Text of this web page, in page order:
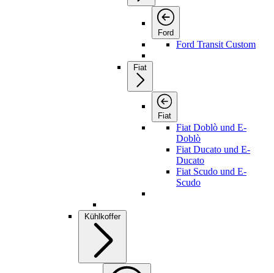
Ford
Ford Transit Custom
Fiat
Fiat
Fiat Doblò und E-
Doblò
Fiat Ducato und E-
Ducato
Fiat Scudo und E-
Scudo
Kühlkoffer